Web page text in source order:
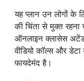
यह प्लान उन लोगों के
की चिंता से मुक्त
ऑनलाइन क्लासेस अटेंड
वीडियो कॉल्स और
फायदेमंद है।